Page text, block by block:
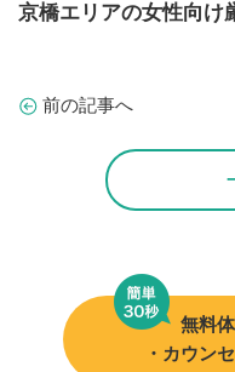
京橋エリアの女性向け
前の記事へ
無料
・カウン